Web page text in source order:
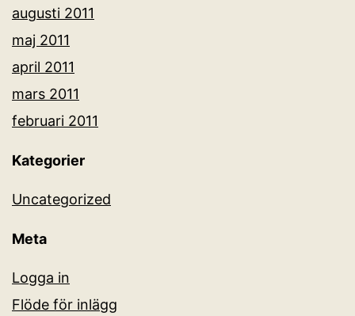
augusti 2011
maj 2011
april 2011
mars 2011
februari 2011
Kategorier
Uncategorized
Meta
Logga in
Flöde för inlägg